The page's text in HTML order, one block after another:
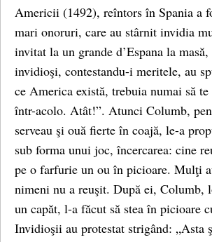
Americii (1492), reîntors în Spania a
mari onoruri, care au stârnit invidia
invitat la un grande d’Espana la
invidioşi, contestandu-i meritele, au
ce America există, trebuia numai să
într-acolo. Atât!”. Atunci Columb,
serveau şi ouă fierte în coajă, le-a
sub forma unui joc, încercarea: cine
pe o farfurie un ou în picioare. Mulţi
nimeni nu a reuşit. După ei, Columb,
un capăt, l-a făcut să stea în picioare
Invidioşii au protestat strigând: „Asta